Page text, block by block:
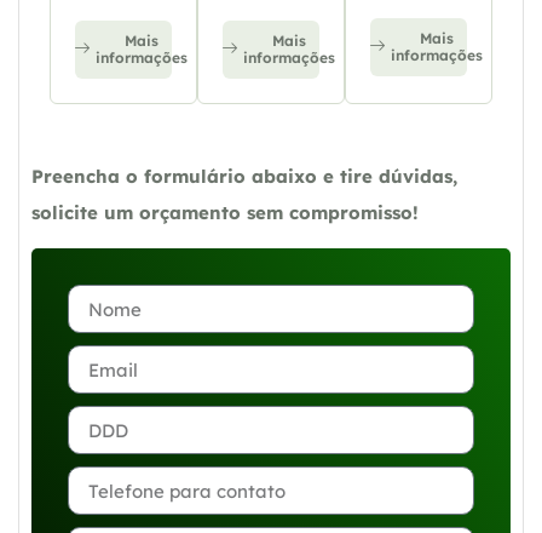
Mais
informações
Mais
informações
Mais
informações
Preencha o formulário abaixo e tire dúvidas,
solicite um orçamento sem compromisso!